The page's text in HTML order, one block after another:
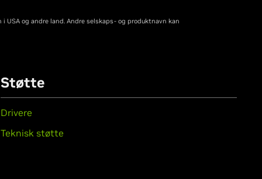
i USA og andre land. Andre selskaps- og produktnavn kan
Støtte
Drivere
Teknisk støtte